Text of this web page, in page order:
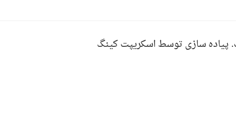
سازی توسط اسکریپت کینگ